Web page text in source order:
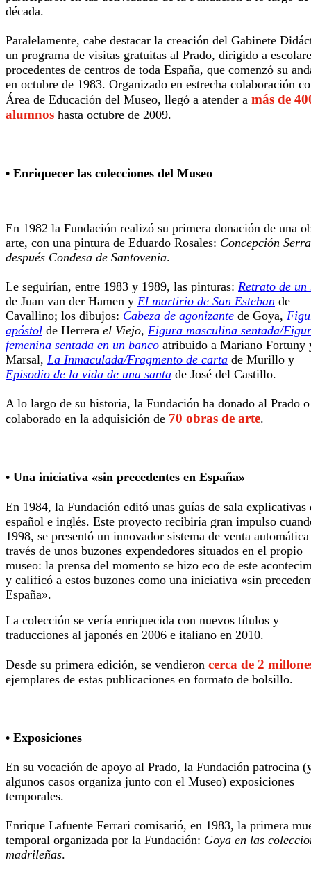
década.
Paralelamente, cabe destacar la creación del Gabinete
un programa de visitas gratuitas al Prado, dirigido a
procedentes de centros de toda España, que comenzó su
en octubre de 1983. Organizado en estrecha colaboración
Área de Educación del Museo, llegó a atender a más de
alumnos hasta octubre de 2009.
• Enriquecer las colecciones del Museo
En 1982 la Fundación realizó su primera donación de una
arte, con una pintura de Eduardo Rosales: Concepción
después Condesa de Santovenia.
Le seguirían, entre 1983 y 1989, las pinturas: Retrato de un
de Juan van der Hamen y El martirio de San Esteban de
Cavallino; los dibujos: Cabeza de agonizante de Goya,
apóstol de Herrera el Viejo, Figura masculina sentada/
femenina sentada en un banco atribuido a Mariano Fortuny
Marsal, La Inmaculada/Fragmento de carta de Murillo y
Episodio de la vida de una santa de José del Castillo.
A lo largo de su historia, la Fundación ha donado al Prado o
colaborado en la adquisición de 70 obras de arte.
• Una iniciativa «sin precedentes en España»
En 1984, la Fundación editó unas guías de sala explicativas
español e inglés. Este proyecto recibiría gran impulso
1998, se presentó un innovador sistema de venta automática
través de unos buzones expendedores situados en el propio
museo: la prensa del momento se hizo eco de este
y calificó a estos buzones como una iniciativa «sin
España».
La colección se vería enriquecida con nuevos títulos y
traducciones al japonés en 2006 e italiano en 2010.
Desde su primera edición, se vendieron cerca de 2
ejemplares de estas publicaciones en formato de bolsillo.
• Exposiciones
En su vocación de apoyo al Prado, la Fundación patrocina
algunos casos organiza junto con el Museo) exposiciones
temporales.
Enrique Lafuente Ferrari comisarió, en 1983, la primera
temporal organizada por la Fundación: Goya en las
madrileñas.